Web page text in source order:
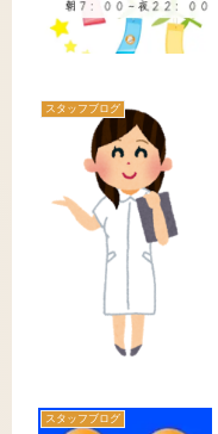
スタッフブログ
スタッフブログ